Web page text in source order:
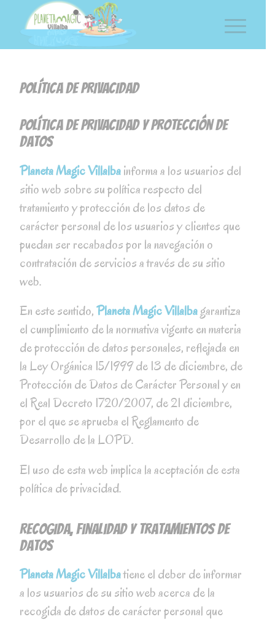
POLÍTICA DE PRIVACIDAD
Política de privacidad y protección de
datos
Planeta Magic Villalbainforma a los usuarios del
sitio web sobre su política respecto del
tratamiento y protección de los datos de
carácter personal de los usuarios y clientes que
puedan ser recabados por la navegación o
contratación de servicios a través de su sitio
web.
En este sentido,Planeta Magic Villalbagarantiza
el cumplimiento de la normativa vigente en materia
de protección de datos personales, reflejada en
la Ley Orgánica 15/1999 de 13 de diciembre, de
Protección de Datos de Carácter Personal y en
el Real Decreto 1720/2007, de 21 diciembre,
por el que se aprueba el Reglamento de
Desarrollo de la LOPD.
El uso de esta web implica la aceptación de esta
política de privacidad.
Recogida, finalidad y tratamientos de
datos
Planeta Magic Villalbatiene el deber de informar
a los usuarios de su sitio web acerca de la
recogida de datos de carácter personal que